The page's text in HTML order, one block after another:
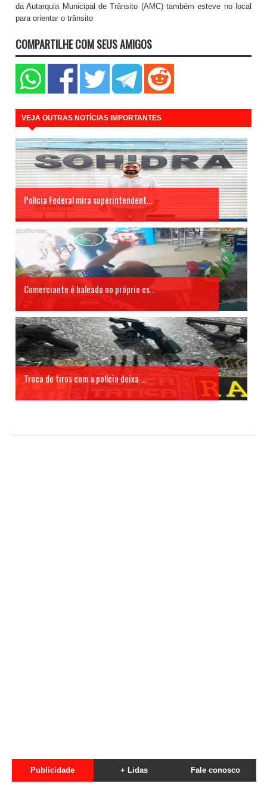
da Autarquia Municipal de Trânsito (AMC) também esteve no local
para orientar o trânsito
COMPARTILHE COM SEUS AMIGOS
VEJA OUTRAS NOTÍCIAS IMPORTANTES
Polícia Federal mira superintendent...
Comerciante é baleado no próprio es...
Troca de tiros com a polícia deixa ...
Publicidade + Lidas Fale conosco